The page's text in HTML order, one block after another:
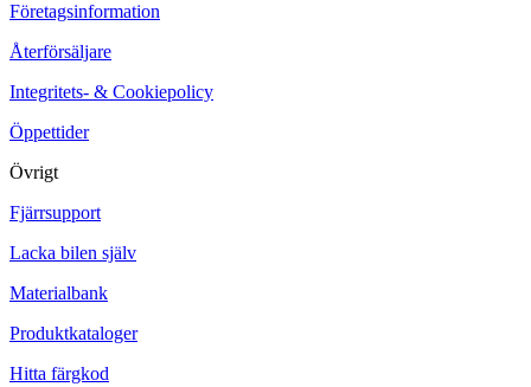
Företagsinformation
Återförsäljare
Integritets- & Cookiepolicy
Öppettider
Övrigt
Fjärrsupport
Lacka bilen själv
Materialbank
Produktkataloger
Hitta färgkod